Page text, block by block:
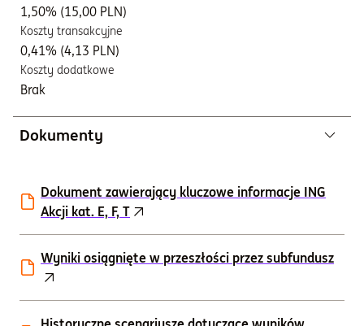
1,50% (15,00 PLN)
Koszty transakcyjne
0,41% (4,13 PLN)
Koszty dodatkowe
Brak
Dokumenty
Dokument zawierający kluczowe informacje ING
Akcji kat. E, F, T
Wyniki osiągnięte w przeszłości przez subfundusz